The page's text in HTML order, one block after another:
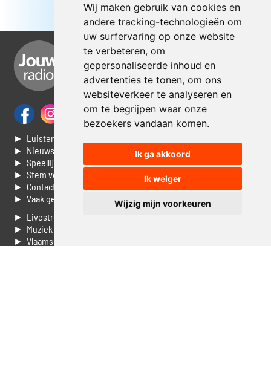
Wij maken gebruik van cookies en
andere tracking-technologieën om
uw surfervaring op onze website
te verbeteren, om
gepersonaliseerde inhoud en
advertenties te tonen, om ons
websiteverkeer te analyseren en
om te begrijpen waar onze
bezoekers vandaan komen.
Ik ga akkoord
Ik weiger
Wijzig mijn voorkeuren
► Luisteren naar Jouwradio
► Nieuws
► Speellijst
► Stem voor de Dag top 3
► Contacteer ons
► Vaak gestelde vragen
► Livestream informatie
► Muziek opzoeken
► Vlaamse 100 Aller tijden